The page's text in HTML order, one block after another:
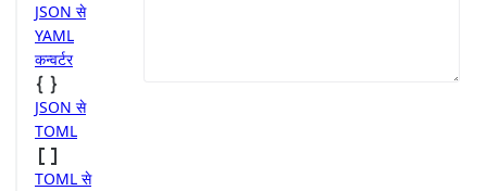
JSON से
YAML
कन्वर्टर
JSON से
TOML
TOML से